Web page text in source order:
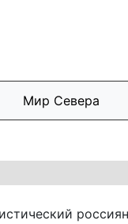
Мир Севера